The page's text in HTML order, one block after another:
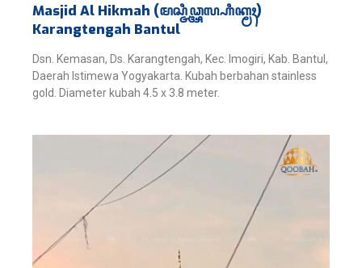
Masjid Al Hikmah (ꦩꦱ꧀ꦗꦶꦣ꧀ꦄꦭ꧀ꦲꦶꦏ꧀ꦩꦃ)
Karangtengah Bantul
Dsn. Kemasan, Ds. Karangtengah, Kec. Imogiri, Kab. Bantul,
Daerah Istimewa Yogyakarta. Kubah berbahan stainless
gold. Diameter kubah 4.5 x 3.8 meter.